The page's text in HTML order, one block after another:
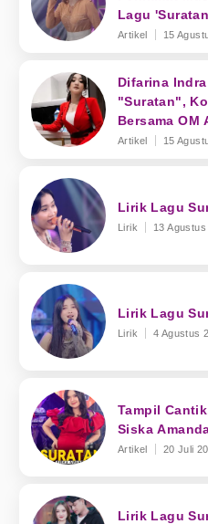
Lagu
Artikel 15
Difarina
"Suratan",
Bersama OM
Artikel 15
Lirik Lagu
Lirik 13
Lirik Lagu
Lirik 4 Agustus
Tampil
Siska
Artikel 20 Juli
Lirik Lagu